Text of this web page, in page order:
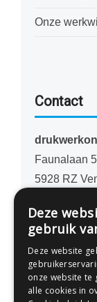
Onze
Contact
Faunalaan
5928 RZ
077 -
KvK
Deze
gebruik
Deze website
onze website te
alle cookies in